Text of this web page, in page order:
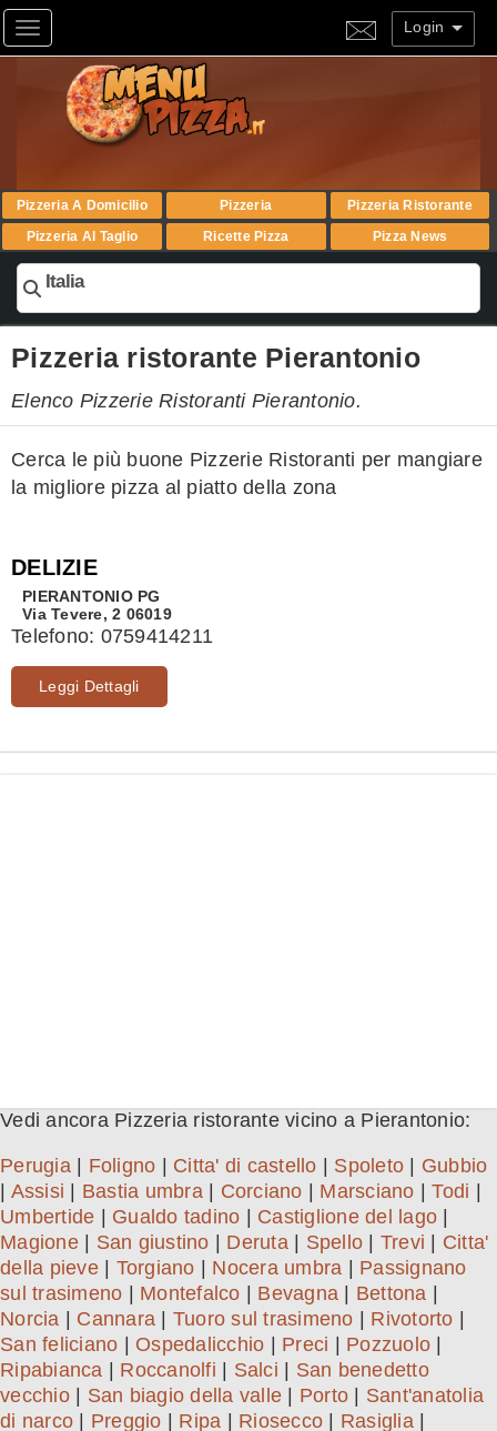
Toggle navigation Login
Pizzeria A Domicilio Pizzeria
Pizzeria Ristorante
Pizzeria Al Taglio
Ricette Pizza Pizza News
Italia
Pizzeria ristorante Pierantonio
Elenco Pizzerie Ristoranti Pierantonio.
Cerca le più buone Pizzerie Ristoranti per mangiare
la migliore pizza al piatto della zona
DELIZIE
PIERANTONIO PG
Via Tevere, 2 06019
Telefono: 0759414211
Leggi Dettagli
Vedi ancora Pizzeria ristorante vicino a Pierantonio:
Perugia| Foligno Citta' di castello Spoleto
Gubbio
Assisi Bastia umbra| Corciano Marsciano |Todi
Umbertide
Gualdo tadino Castiglione del lago
Magione| San giustino Deruta| Spello Trevi
Citta'
della pieve| Torgiano Nocera umbra
Passignano
sul trasimeno
Montefalco Bevagna Bettona
Norcia
Cannara Tuoro sul trasimeno Rivotorto
San feliciano
Ospedalicchio Preci Pozzuolo
Ripabianca
Roccanolfi Salci
San benedetto
vecchio| San biagio della valle Porto
Sant'anatolia
di narco
Preggio Ripa Riosecco Rasiglia|